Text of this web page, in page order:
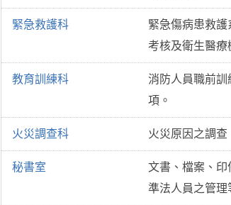
緊急救護科
緊急傷病患救
考核及衛生醫療
教育訓練科
消防人員職前
項。
火災調查科 火災原因之調
秘書室
文書、檔案、
準法人員之管理